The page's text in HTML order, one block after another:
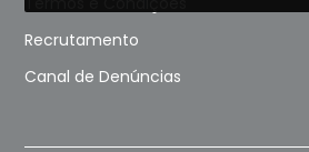
Recrutamento
Canal de Denúncias